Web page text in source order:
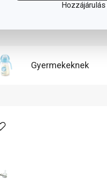
Hozzájárulás
Gyermekeknek